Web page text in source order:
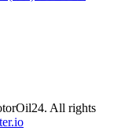
All rights